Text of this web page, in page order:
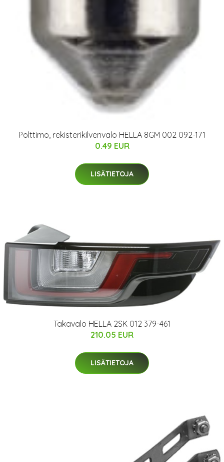
Polttimo, rekisterikilvenvalo HELLA 8GM 002 092-171
0.49 EUR
LISÄTIETOJA
Takavalo HELLA 2SK 012 379-461
210.05 EUR
LISÄTIETOJA